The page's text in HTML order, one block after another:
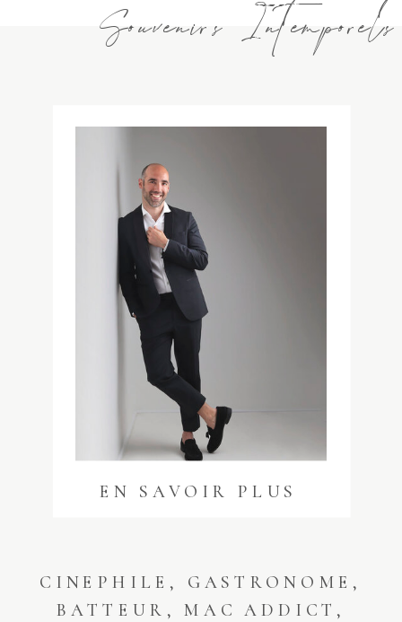
EN SAVOIR PLUS
CINEPHILE, GASTRONOME,
BATTEUR, MAC ADDICT,
Souvenirs Intemporels